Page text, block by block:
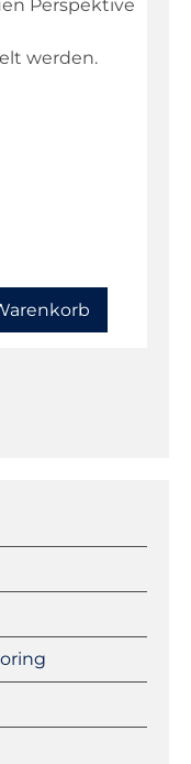
Perspektive
werden.